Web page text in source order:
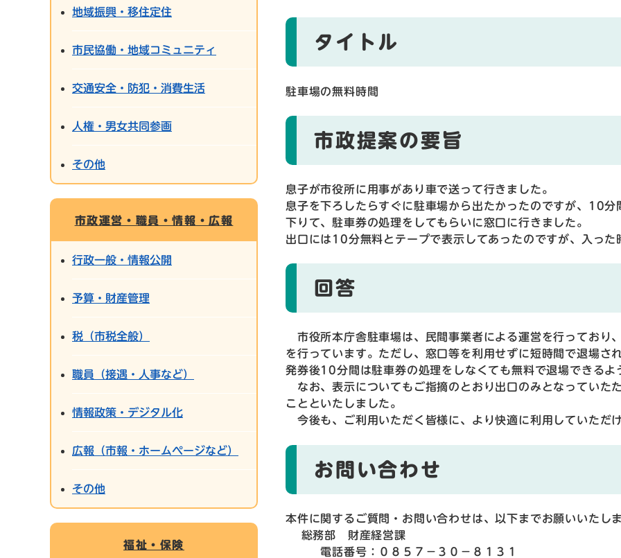
タイトル
駐車場の無料時間
市政提案の要旨
息子が市役所に用事があり車で送って行きました。
息子を下ろしたらすぐに駐車場から出たかったのですが、10
下りて、駐車券の処理をしてもらいに窓口に行きました。
出口には10分無料とテープで表示してあったのですが、入った
回答
市役所本庁舎駐車場は、民間事業者による運営を行っており
を行っています。ただし、窓口等を利用せずに短時間で退場さ
発券後10分間は駐車券の処理をしなくても無料で退場できるよ
なお、表示についてもご指摘のとおり出口のみとなっていた
ことといたしました。
今後も、ご利用いただく皆様に、より快適に利用していただ
お問い合わせ
本件に関するご質問・お問い合わせは、以下までお願いいたし
総務部 財産経営課
電話番号：０８５７－３０－８１３１
地域振興・移住定住
市民協働・地域コミュニティ
交通安全・防犯・消費生活
人権・男女共同参画
その他
市政運営・職員・情報・広報
行政一般・情報公開
予算・財産管理
税（市税全般）
職員（接遇・人事など）
情報政策・デジタル化
広報（市報・ホームページなど）
その他
福祉・保険